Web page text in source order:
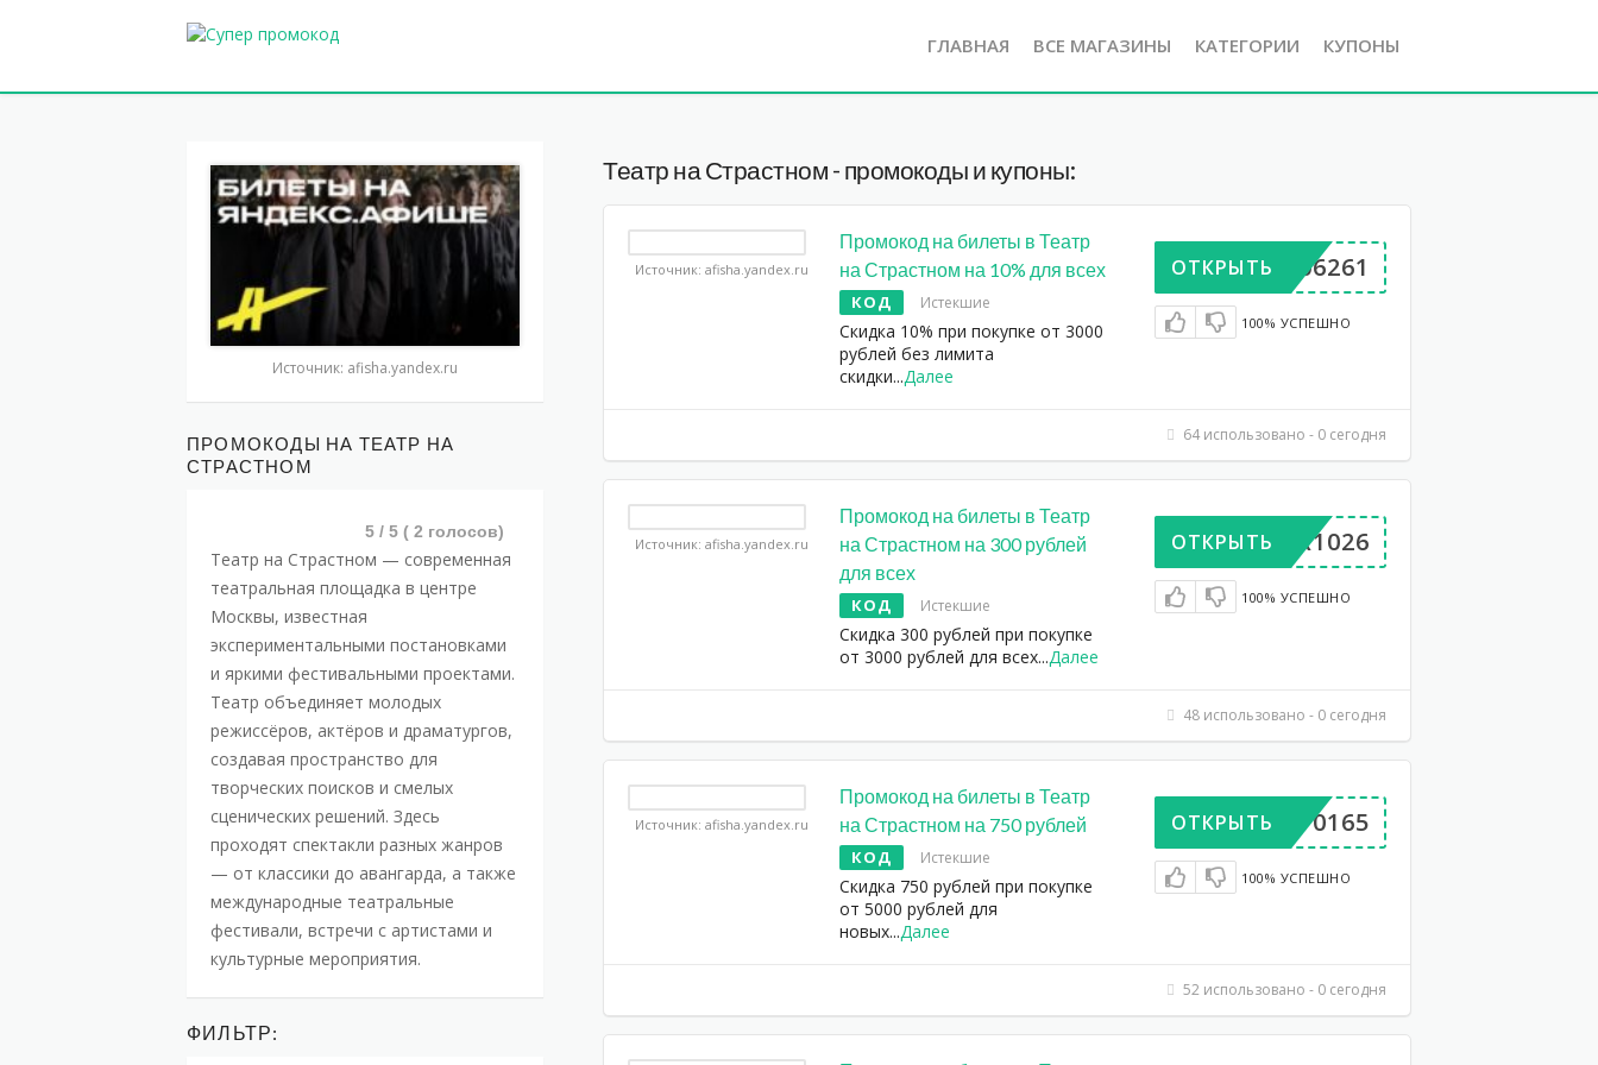
ГЛАВНАЯ ВСЕ МАГАЗИНЫ КАТЕГОРИИ КУПОНЫ
Театр на Страстном - промокоды и купоны:
Источник: afisha.yandex.ru
Промокод на билеты в Театр
на Страстном на 10% для всех
КОД Истекшие
Скидка 10% при покупке от 3000
рублей без лимита
скидки...Далее
BP906261
ОТКРЫТЬ
100% УСПЕШНО
64 использовано - 0 сегодня
Источник: afisha.yandex.ru
Промокод на билеты в Театр
на Страстном на 300 рублей
для всех
КОД Истекшие
Скидка 300 рублей при покупке
от 3000 рублей для всех...Далее
UPER1026
ОТКРЫТЬ
100% УСПЕШНО
48 использовано - 0 сегодня
Источник: afisha.yandex.ru
Промокод на билеты в Театр
на Страстном на 750 рублей
КОД Истекшие
Скидка 750 рублей при покупке
от 5000 рублей для
новых...Далее
DP570165
ОТКРЫТЬ
100% УСПЕШНО
52 использовано - 0 сегодня
Источник: afisha.yandex.ru
ПРОМОКОДЫ НА ТЕАТР НА
СТРАСТНОМ
5 / 5 ( 2 голосов)
Театр на Страстном — современная
театральная площадка в центре
Москвы, известная
экспериментальными постановками
и яркими фестивальными проектами.
Театр объединяет молодых
режиссёров, актёров и драматургов,
создавая пространство для
творческих поисков и смелых
сценических решений. Здесь
проходят спектакли разных жанров
— от классики до авангарда, а также
международные театральные
фестивали, встречи с артистами и
культурные мероприятия.
ФИЛЬТР: